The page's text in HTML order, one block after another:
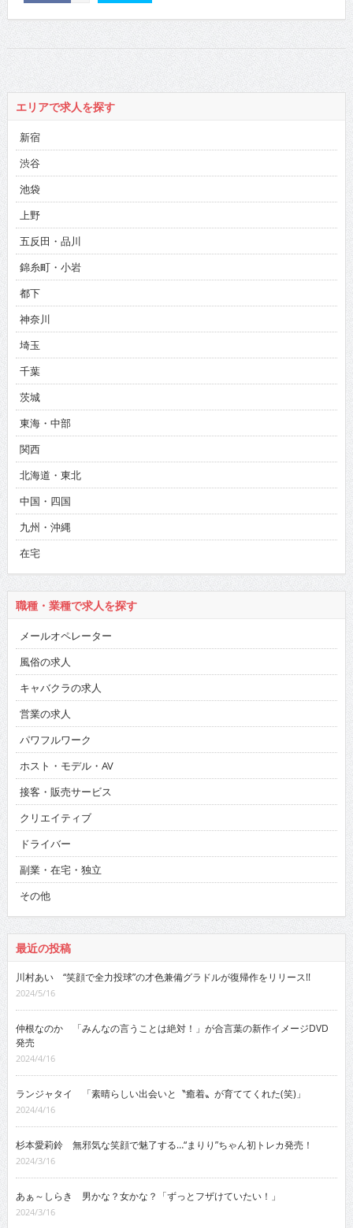
エリアで求人を探す
新宿
渋谷
池袋
上野
五反田・品川
錦糸町・小岩
都下
神奈川
埼玉
千葉
茨城
東海・中部
関西
北海道・東北
中国・四国
九州・沖縄
在宅
職種・業種で求人を探す
メールオペレーター
風俗の求人
キャバクラの求人
営業の求人
パワフルワーク
ホスト・モデル・AV
接客・販売サービス
クリエイティブ
ドライバー
副業・在宅・独立
その他
最近の投稿
川村あい “笑顔で全力投球”の才色兼備グラドルが復帰作をリリース!!
2024/5/16
仲根なのか 「みんなの言うことは絶対！」が合言葉の新作イメージDVD
発売
2024/4/16
ランジャタイ 「素晴らしい出会いと〝癒着〟が育ててくれた(笑)」
2024/4/16
杉本愛莉鈴 無邪気な笑顔で魅了する…“まりり”ちゃん初トレカ発売！
2024/3/16
あぁ～しらき 男かな？女かな？「ずっとフザけていたい！」
2024/3/16